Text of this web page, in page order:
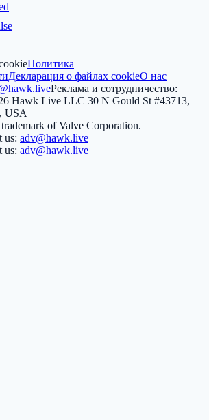
Политика
Декларация о файлах cookieО нас
Реклама и сотрудничество:
Hawk Live LLC 30 N Gould St #43713,
USA
of Valve Corporation.
us: adv@hawk.live
us: adv@hawk.live